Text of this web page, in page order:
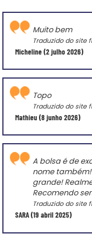
Micheline(2 julho 2026)
Muito bem
Traduzido do site
Mathieu(8 junho 2026)
Topo
Traduzido do site
SARA(19 abril 2025)
A bolsa é de
nome
grande!
Recomendo
Traduzido do site